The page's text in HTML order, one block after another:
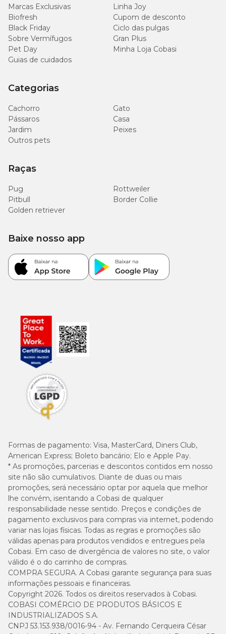
Marcas Exclusivas
Linha Joy
Biofresh
Cupom de desconto
Black Friday
Ciclo das pulgas
Sobre Vermífugos
Gran Plus
Pet Day
Minha Loja Cobasi
Guias de cuidados
Categorias
Cachorro
Gato
Pássaros
Casa
Jardim
Peixes
Outros pets
Raças
Pug
Rottweiler
Pitbull
Border Collie
Golden retriever
Formas de pagamento: Visa, MasterCard, Diners Club,
American Express; Boleto bancário; Elo e Apple Pay.
* As promoções, parcerias e descontos contidos em nosso
site não são cumulativos. Diante de duas ou mais
promoções, será necessário optar por aquela que melhor
lhe convém, isentando a Cobasi de qualquer
responsabilidade nesse sentido. Preços e condições de
pagamento exclusivos para compras via internet, podendo
variar nas lojas físicas. Todas as regras e promoções são
válidas apenas para produtos vendidos e entregues pela
Cobasi. Em caso de divergência de valores no site, o valor
válido é o do carrinho de compras.
COMPRA SEGURA. A Cobasi garante segurança para suas
informações pessoais e financeiras.
Copyright 2026. Todos os direitos reservados à Cobasi.
COBASI COMÉRCIO DE PRODUTOS BÁSICOS E
INDUSTRIALIZADOS S.A.
CNPJ 53.153.938/0016-94 - Av. Fernando Cerqueira César
Baixe nosso app